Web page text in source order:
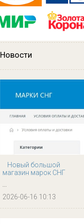
Новости
Новый большой
магазин марок СНГ
...
2026-06-16 10:13